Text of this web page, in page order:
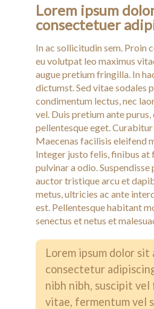
Lorem ipsum
consectetuer
In ac sollicitudin sem. Proin
eu volutpat leo maximus
augue pretium fringilla. In
dictumst. Sed vitae sodales
condimentum lectus, nec
vel. Duis pretium ante
pellentesque eget.
Maecenas facilisis eleifend
Integer justo felis, finibus at
pulvinar a odio.
auctor tristique arcu et
metus, ultricies ac ante
est. Pellentesque habitant
senectus et netus et
Lorem ipsum dolor sit
consectetur
nibh nibh, suscipit
vitae, fermentum vel